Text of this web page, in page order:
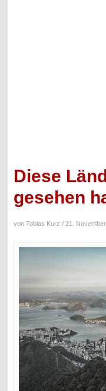
Diese
gesehen
von Tobias Kurz /21.